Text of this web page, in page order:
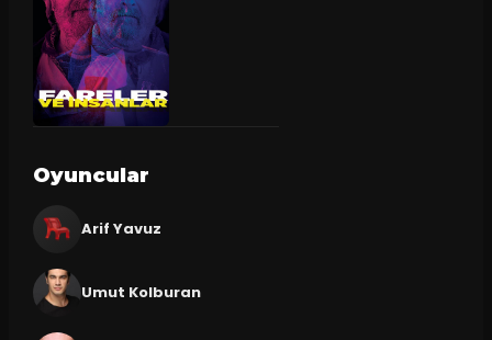
Oyuncular
Arif Yavuz
Umut Kolburan